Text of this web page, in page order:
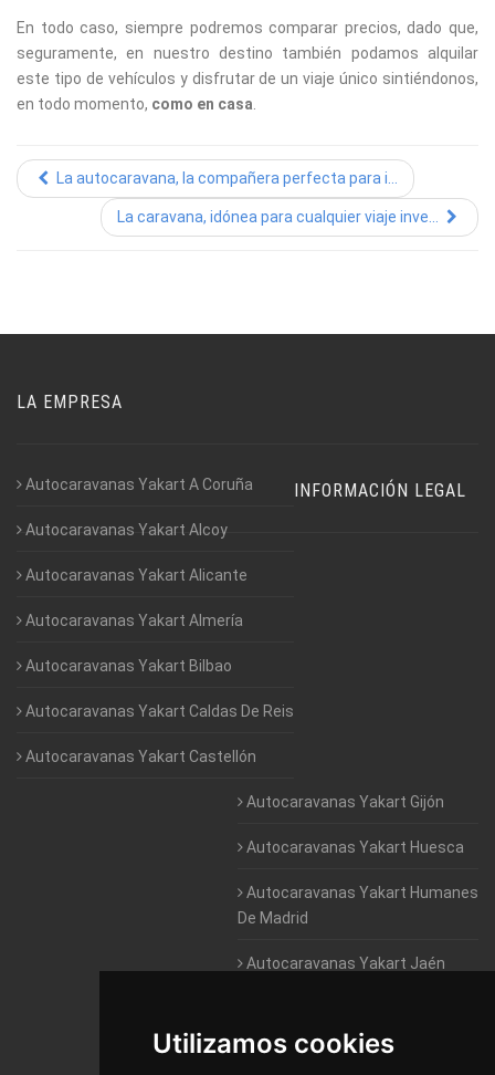
Utilizamos cookies
En todo caso, siempre podremos comparar precios, dado que,
seguramente, en nuestro destino también podamos alquilar
este tipo de vehículos y disfrutar de un viaje único sintiéndonos,
en todo momento, como en casa.
La autocaravana, la compañera perfecta para i...
La caravana, idónea para cualquier viaje inve...
LA EMPRESA
Autocaravanas Yakart A Coruña
Autocaravanas Yakart Alcoy
Autocaravanas Yakart Alicante
Autocaravanas Yakart Almería
Autocaravanas Yakart Bilbao
Autocaravanas Yakart Caldas De Reis
Autocaravanas Yakart Castellón
Autocaravanas Yakart Gijón
Autocaravanas Yakart Huesca
Autocaravanas Yakart Humanes
De Madrid
Autocaravanas Yakart Jaén
Autocaravanas Yakart Valencia
INFORMACIÓN LEGAL